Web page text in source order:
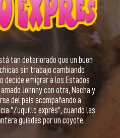
tan deteriorado que un buen
sin trabajo cambiando
decide emigrar a los Estados
Johnny con otra, Nacha y
del país acompañando a
“Zuquillo exprés”, cuando las
guiadas por un coyote.